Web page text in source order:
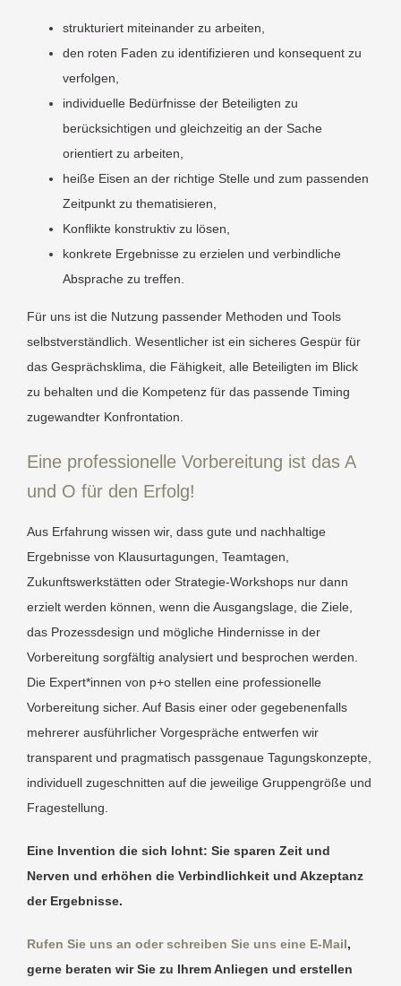
strukturiert miteinander zu arbeiten,
den roten Faden zu identifizieren und konsequent zu
verfolgen,
individuelle Bedürfnisse der Beteiligten zu
berücksichtigen und gleichzeitig an der Sache
orientiert zu arbeiten,
heiße Eisen an der richtige Stelle und zum passenden
Zeitpunkt zu thematisieren,
Konflikte konstruktiv zu lösen,
konkrete Ergebnisse zu erzielen und verbindliche
Absprache zu treffen.
Für uns ist die Nutzung passender Methoden und Tools
selbstverständlich. Wesentlicher ist ein sicheres Gespür für
das Gesprächsklima, die Fähigkeit, alle Beteiligten im Blick
zu behalten und die Kompetenz für das passende Timing
zugewandter Konfrontation.
Eine professionelle Vorbereitung ist das A
und O für den Erfolg!
Aus Erfahrung wissen wir, dass gute und nachhaltige
Ergebnisse von Klausurtagungen, Teamtagen,
Zukunftswerkstätten oder Strategie-Workshops nur dann
erzielt werden können, wenn die Ausgangslage, die Ziele,
das Prozessdesign und mögliche Hindernisse in der
Vorbereitung sorgfältig analysiert und besprochen werden.
Die Expert*innen von p+o stellen eine professionelle
Vorbereitung sicher. Auf Basis einer oder gegebenenfalls
mehrerer ausführlicher Vorgespräche entwerfen wir
transparent und pragmatisch passgenaue Tagungskonzepte,
individuell zugeschnitten auf die jeweilige Gruppengröße und
Fragestellung.
Eine Invention die sich lohnt: Sie sparen Zeit und
Nerven und erhöhen die Verbindlichkeit und Akzeptanz
der Ergebnisse.
Rufen Sie uns an oder schreiben Sie uns eine E-Mail,
gerne beraten wir Sie zu Ihrem Anliegen und erstellen